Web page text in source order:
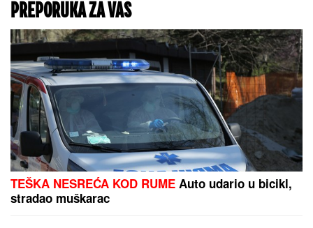
PREPORUKA ZA VAS
TEŠKA NESREĆA KOD RUME Auto udario u bicikl,
stradao muškarac